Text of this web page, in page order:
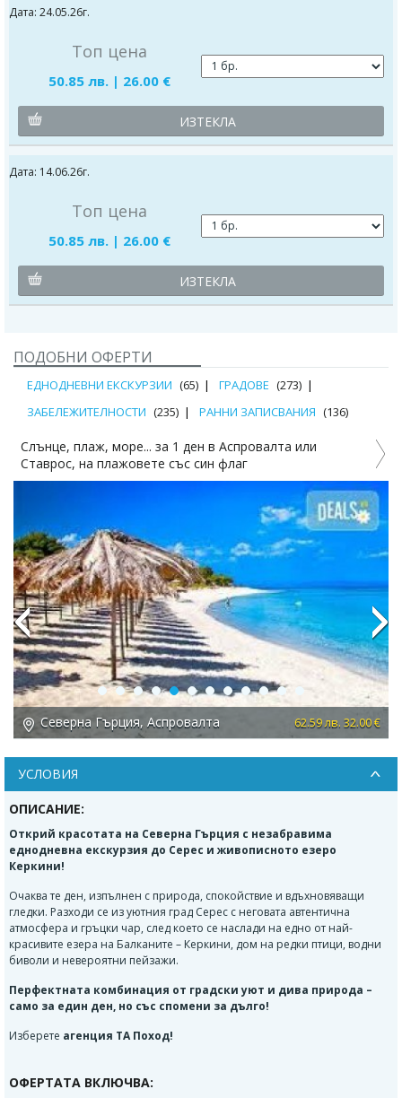
Дата: 24.05.26г.
Топ цена
50.85 лв. | 26.00 €
ИЗТЕКЛА
Дата: 14.06.26г.
Топ цена
50.85 лв. | 26.00 €
ИЗТЕКЛА
ПОДОБНИ ОФЕРТИ
ЕДНОДНЕВНИ ЕКСКУРЗИИ (65) ГРАДОВЕ (273)
ЗАБЕЛЕЖИТЕЛНОСТИ (235) РАННИ ЗАПИСВАНИЯ (136)
Слънце, плаж, море... за 1 ден в Аспровалта или
Ставрос, на плажовете със син флаг
Северна Гърция, Аспровалта 62.59 лв. 32.00 €
Previous Next
УСЛОВИЯ
ОПИСАНИЕ:
Открий красотата на Северна Гърция с незабравима
еднодневна екскурзия до Серес и живописното езеро
Керкини!
Очаква те ден, изпълнен с природа, спокойствие и вдъхновяващи
гледки. Разходи се из уютния град Серес с неговата автентична
атмосфера и гръцки чар, след което се наслади на едно от най-
красивите езера на Балканите – Керкини, дом на редки птици, водни
биволи и невероятни пейзажи.
Перфектната комбинация от градски уют и дива природа –
само за един ден, но със спомени за дълго!
Изберете агенция ТА Поход!
ОФЕРТАТА ВКЛЮЧВА: